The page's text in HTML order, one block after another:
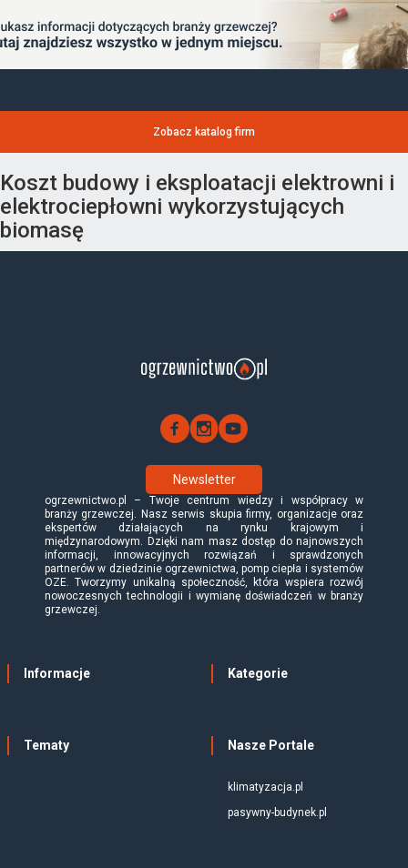
Zobacz katalog firm
Koszt budowy i eksploatacji elektrowni i
elektrociepłowni wykorzystujących
biomasę
Newsletter
ogrzewnictwo.pl – Twoje centrum wiedzy i współpracy w
branży grzewczej. Nasz serwis skupia firmy, organizacje oraz
ekspertów działających na rynku krajowym i
międzynarodowym. Dzięki nam masz dostęp do najnowszych
informacji, innowacyjnych rozwiązań i sprawdzonych
partnerów w dziedzinie ogrzewnictwa, pomp ciepła i systemów
OZE. Tworzymy unikalną społeczność, która wspiera rozwój
nowoczesnych technologii i wymianę doświadczeń w branży
grzewczej.
Informacje Kategorie
Tematy Nasze Portale
klimatyzacja.pl
pasywny-budynek.pl